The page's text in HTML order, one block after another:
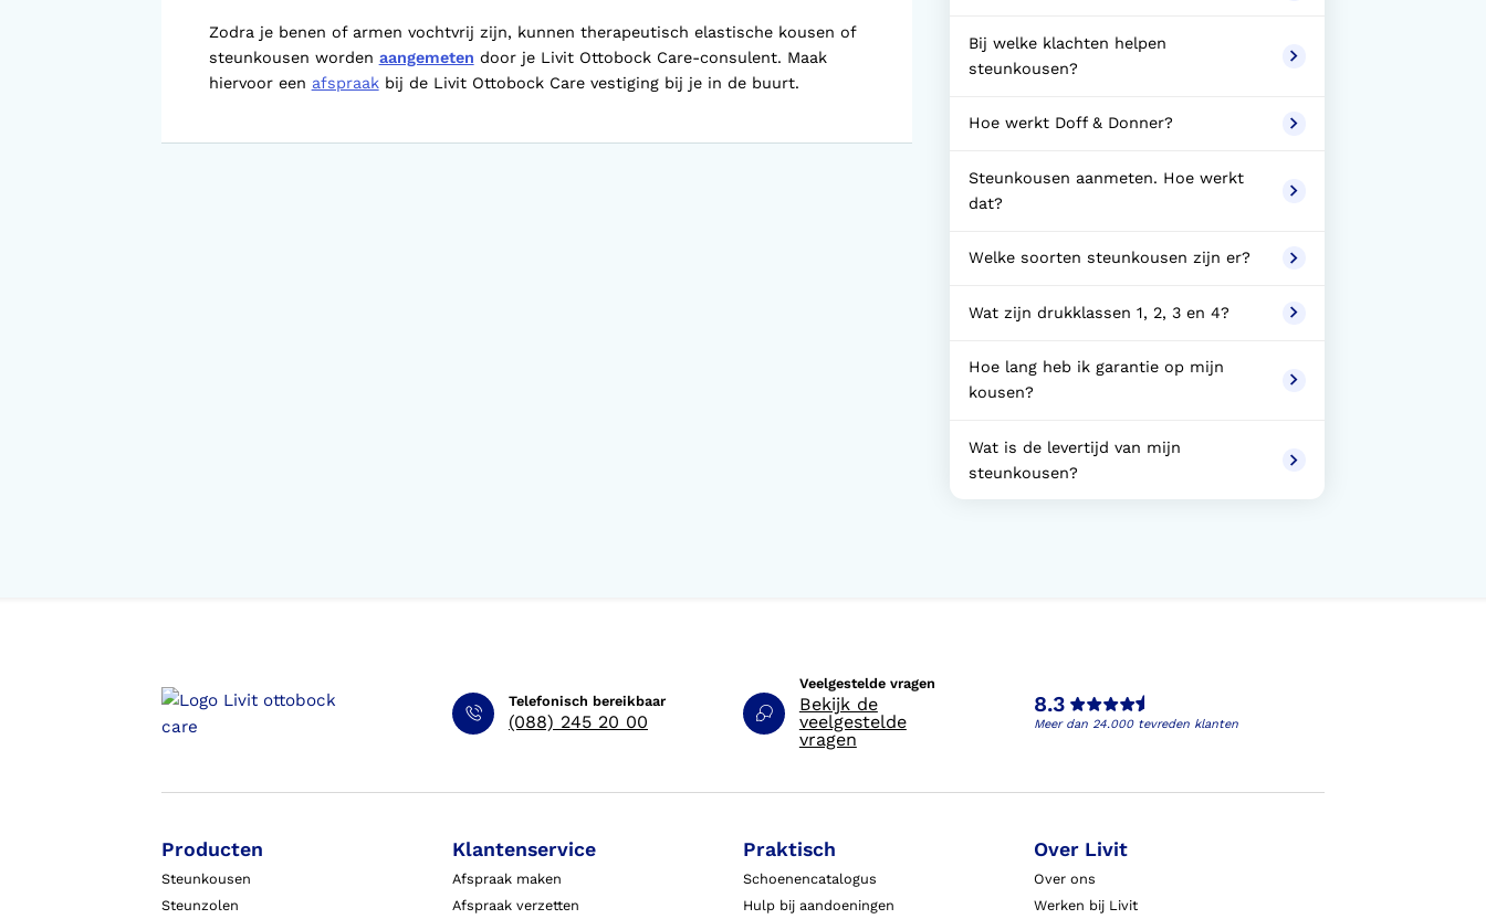
Zodra je benen of armen vochtvrij zijn, kunnen therapeutisch elastische kousen of
steunkousen worden aangemeten door je Livit Ottobock Care-consulent. Maak
hiervoor een afspraakbij de Livit Ottobock Care vestiging bij je in de buurt.
Bij welke klachten helpen
steunkousen?
Hoe werkt Doff & Donner?
Steunkousen aanmeten. Hoe werkt
dat?
Welke soorten steunkousen zijn er?
Wat zijn drukklassen 1, 2, 3 en 4?
Hoe lang heb ik garantie op mijn
kousen?
Wat is de levertijd van mijn
steunkousen?
Telefonisch bereikbaar
(088) 245 20 00
Veelgestelde vragen
Bekijk de
veelgestelde
vragen
8.3
Meer dan 24.000 tevreden klanten
Producten
Steunkousen
Steunzolen
Klantenservice
Afspraak maken
Afspraak verzetten
Praktisch
Schoenencatalogus
Hulp bij aandoeningen
Over Livit
Over ons
Werken bij Livit